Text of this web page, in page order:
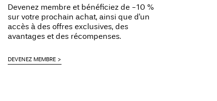
Devenez membre et bénéficiez de -10 %
sur votre prochain achat, ainsi que d'un
accès à des offres exclusives, des
avantages et des récompenses.
DEVENEZ MEMBRE